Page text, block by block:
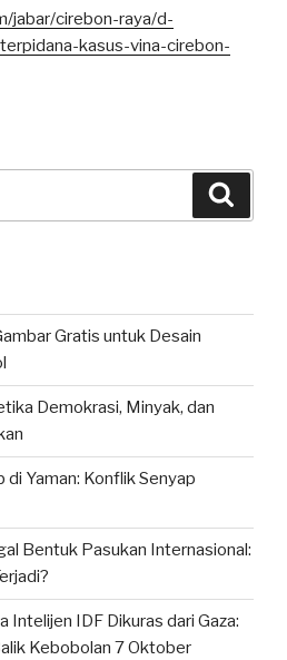
jabar/cirebon-raya/d-
kasus-vina-cirebon-
Gratis untuk Desain
Demokrasi, Minyak, dan
di Yaman: Konflik Senyap
Bentuk Pasukan Internasional:
Intelijen IDF Dikuras dari Gaza:
Kebobolan 7 Oktober